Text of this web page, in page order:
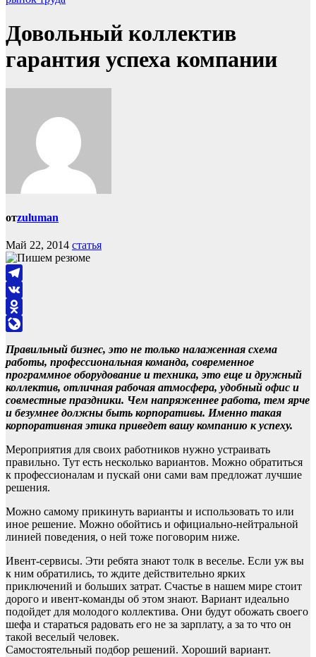
Довольный коллектив
гарантия успеха компании
отzuluman
Май 22, 2014 статья
Telegram
VK
Odnoklassniki
Правильный бизнес, это не только налаженная схема
работы, профессиональная команда, современное
программное оборудование и техника, это еще и дружный
коллектив, отличная рабочая атмосфера, удобный офис и
совместные праздники. Чем напряженнее работа, тем ярче
и безумнее должны быть корпоративы. Именно такая
корпоративная этика приведет вашу компанию к успеху.
Мероприятия для своих работников нужно устраивать
правильно. Тут есть несколько вариантов. Можно обратиться
к профессионалам и пускай они сами вам предложат лучшие
решения.
Можно самому прикинуть варианты и использовать то или
иное решение. Можно обойтись и официально-нейтральной
линией поведения, о ней тоже поговорим ниже.
Ивент-сервисы. Эти ребята знают толк в веселье. Если уж вы
к ним обратились, то ждите действительно ярких
приключений и больших затрат. Счастье в нашем мире стоит
дорого и ивент-команды об этом знают. Вариант идеально
подойдет для молодого коллектива. Они будут обожать своего
шефа и стараться радовать его не за зарплату, а за то что он
такой веселый человек.
Самостоятельный подбор решений. Хороший вариант.